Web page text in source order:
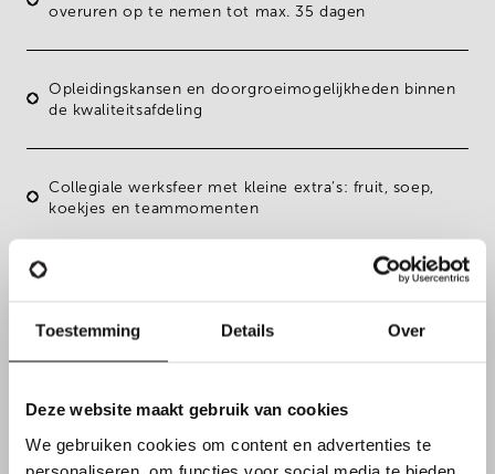
Toestemming Details Over
Deze website maakt gebruik van cookies
We gebruiken cookies om content en advertenties te
personaliseren, om functies voor social media te bieden
overuren op te nemen tot max. 35 dagen
Opleidingskansen en doorgroeimogelijkheden binnen
de kwaliteitsafdeling
Collegiale werksfeer met kleine extra’s: fruit, soep,
koekjes en teammomenten